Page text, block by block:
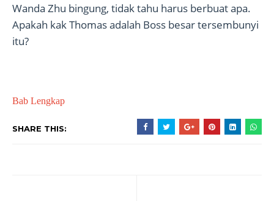
Wanda Zhu bingung, tidak tahu harus berbuat apa.
Apakah kak Thomas adalah Boss besar tersembunyi
itu?
Bab Lengkap
SHARE THIS: